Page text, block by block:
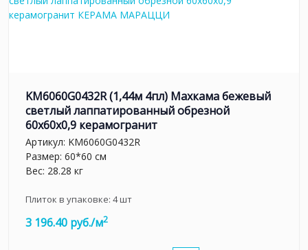
KM6060G0432R (1,44м 4пл) Махкама бежевый
светлый лаппатированный обрезной
60x60x0,9 керамогранит
Артикул: KM6060G0432R
Размер: 60*60 см
Вес: 28.28 кг
Плиток в упаковке: 4шт
3 196.40 руб./м2